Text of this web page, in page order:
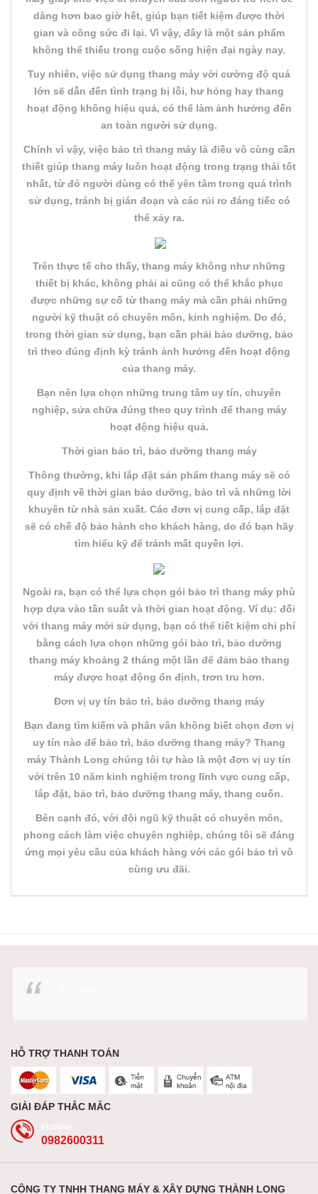
dàng hơn bao giờ hết, giúp bạn tiết kiệm được thời
gian và công sức đi lại. Vì vậy, đây là một sản phẩm
không thể thiếu trong cuộc sống hiện đại ngày nay.
Tuy nhiên, việc sử dụng thang máy với cường độ quá
lớn sẽ dẫn đến tình trạng bị lỗi, hư hỏng hay thang
hoạt động không hiệu quả, có thể làm ảnh hưởng đến
an toàn người sử dụng.
Chính vì vậy, việc bảo trì thang máy là điều vô cùng cần
thiết giúp thang máy luôn hoạt động trong trạng thái tốt
nhất, từ đó người dùng có thể yên tâm trong quá trình
sử dụng, tránh bị gián đoạn và các rủi ro đáng tiếc có
thể xảy ra.
Trên thực tế cho thấy, thang máy không như những
thiết bị khác, không phải ai cũng có thể khắc phục
được những sự cố từ thang máy mà cần phải những
người kỹ thuật có chuyên môn, kinh nghiệm. Do đó,
trong thời gian sử dụng, bạn cần phải bảo dưỡng, bảo
trì theo đúng định kỳ tránh ảnh hưởng đến hoạt động
của thang máy.
Bạn nên lựa chọn những trung tâm uy tín, chuyên
nghiệp, sửa chữa đúng theo quy trình để thang máy
hoạt động hiệu quả.
Thời gian bảo trì, bảo dưỡng thang máy
Thông thường, khi lắp đặt sản phẩm thang máy sẽ có
quy định về thời gian bảo dưỡng, bảo trì và những lời
khuyên từ nhà sản xuất. Các đơn vị cung cấp, lắp đặt
sẽ có chế độ bảo hành cho khách hàng, do đó bạn hãy
tìm hiểu kỹ để tránh mất quyền lợi.
Ngoài ra, bạn có thể lựa chọn gói bảo trì thang máy phù
hợp dựa vào tần suất và thời gian hoạt động. Ví dụ: đối
với thang máy mới sử dụng, bạn có thể tiết kiệm chi phí
bằng cách lựa chọn những gói bảo trì, bảo dưỡng
thang máy khoảng 2 tháng một lần để đảm bảo thang
máy được hoạt động ổn định, trơn tru hơn.
Đơn vị uy tín bảo trì, bảo dưỡng thang máy
Bạn đang tìm kiếm và phân vân không biết chọn đơn vị
uy tín nào để bảo trì, bảo dưỡng thang máy? Thang
máy Thành Long chúng tôi tự hào là một đơn vị uy tín
với trên 10 năm kinh nghiệm trong lĩnh vực cung cấp,
lắp đặt, bảo trì, bảo dưỡng thang máy, thang cuốn.
Bên cạnh đó, với đội ngũ kỹ thuật có chuyên môn,
phong cách làm việc chuyên nghiệp, chúng tôi sẽ đáng
ứng mọi yêu cầu của khách hàng với các gói bảo trì vô
cùng ưu đãi.
HỖ TRỢ THANH TOÁN
GIẢI ĐÁP THẮC MẮC
0982600311
CÔNG TY TNHH THANG MÁY & XÂY DỰNG THÀNH LONG